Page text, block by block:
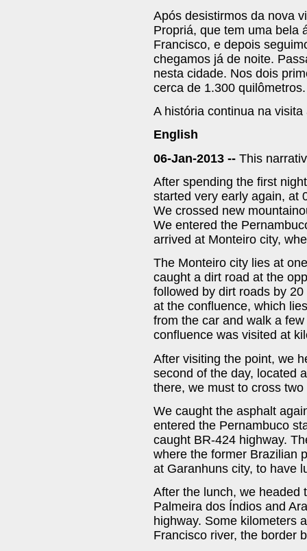
Após desistirmos da nova
Propriá, que tem uma bela
Francisco, e depois
chegamos já de noite.
nesta cidade. Nos dois
cerca de 1.300 quilômetros.
A história continua na
English
06-Jan-2013 -- This
After spending the first
started very early again, at
We crossed new
We entered the
arrived at Monteiro city,
The Monteiro city lies at
caught a dirt road at the
followed by dirt roads by
at the confluence, which
from the car and walk a
confluence was visited at
After visiting the point, we
second of the day, located
there, we must to cross
We caught the asphalt
entered the Pernambuco
caught BR-424 highway.
where the former Brazilian
at Garanhuns city, to have
After the lunch, we headed
Palmeira dos Índios and
highway. Some kilometers
Francisco river, the border